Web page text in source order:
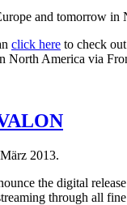
and tomorrow in
click here to check
North America via
2013.
the digital
through all